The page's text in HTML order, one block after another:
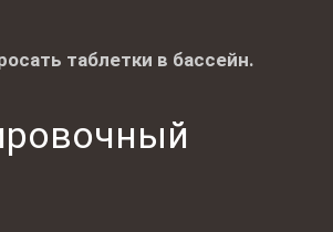
таблетки в бассейн.